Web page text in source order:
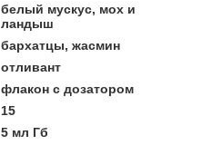
белый мускус, мох и
ландыш
бархатцы, жасмин
отливант
флакон с дозатором
15
5 мл Гб